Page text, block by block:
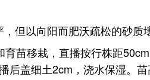
但以向阳而肥沃疏松的砂质
苗移栽，直播按行株距
盖细土2cm，浇水保湿。